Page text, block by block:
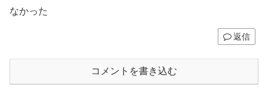
なかった
返信
コメントを書き込む